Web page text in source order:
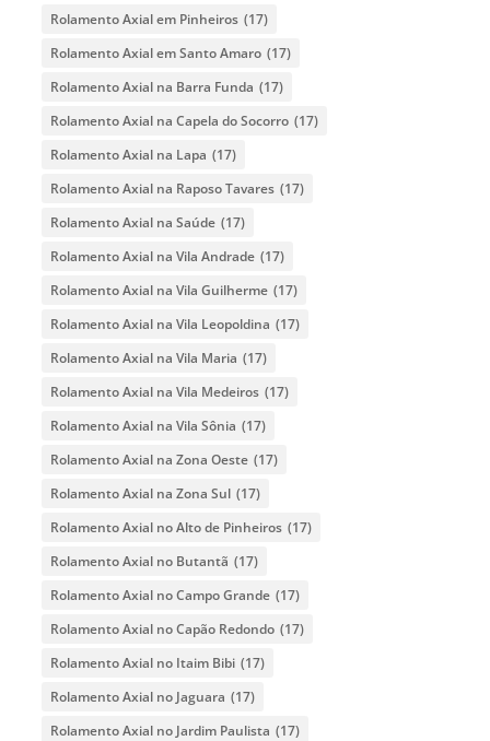
Rolamento Axial em Pinheiros (17)
Rolamento Axial em Santo Amaro (17)
Rolamento Axial na Barra Funda (17)
Rolamento Axial na Capela do Socorro (17)
Rolamento Axial na Lapa (17)
Rolamento Axial na Raposo Tavares (17)
Rolamento Axial na Saúde (17)
Rolamento Axial na Vila Andrade (17)
Rolamento Axial na Vila Guilherme (17)
Rolamento Axial na Vila Leopoldina (17)
Rolamento Axial na Vila Maria (17)
Rolamento Axial na Vila Medeiros (17)
Rolamento Axial na Vila Sônia (17)
Rolamento Axial na Zona Oeste (17)
Rolamento Axial na Zona Sul (17)
Rolamento Axial no Alto de Pinheiros (17)
Rolamento Axial no Butantã (17)
Rolamento Axial no Campo Grande (17)
Rolamento Axial no Capão Redondo (17)
Rolamento Axial no Itaim Bibi (17)
Rolamento Axial no Jaguara (17)
Rolamento Axial no Jardim Paulista (17)